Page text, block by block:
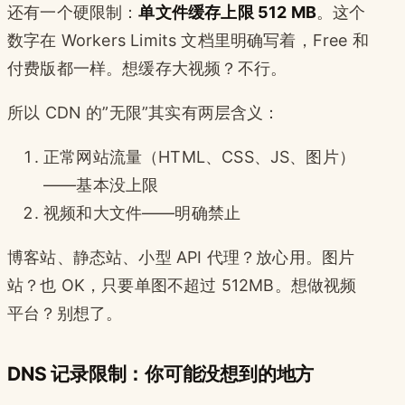
还有一个硬限制：单文件缓存上限 512 MB。这个
数字在 Workers Limits 文档里明确写着，Free 和
付费版都一样。想缓存大视频？不行。
所以 CDN 的”无限”其实有两层含义：
正常网站流量（HTML、CSS、JS、图片）
——基本没上限
视频和大文件——明确禁止
博客站、静态站、小型 API 代理？放心用。图片
站？也 OK，只要单图不超过 512MB。想做视频
平台？别想了。
DNS 记录限制：你可能没想到的地方